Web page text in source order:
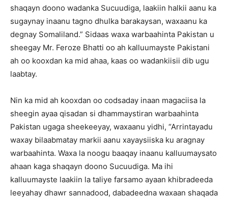
shaqayn doono wadanka Sucuudiga, laakiin halkii aanu ka
sugaynay inaanu tagno dhulka barakaysan, waxaanu ka
degnay Somaliland.” Sidaas waxa warbaahinta Pakistan u
sheegay Mr. Feroze Bhatti oo ah kalluumayste Pakistani
ah oo kooxdan ka mid ahaa, kaas oo wadankiisii dib ugu
laabtay.
Nin ka mid ah kooxdan oo codsaday inaan magaciisa la
sheegin ayaa qisadan si dhammaystiran warbaahinta
Pakistan ugaga sheekeeyay, waxaanu yidhi, “Arrintayadu
waxay bilaabmatay markii aanu xayaysiiska ku aragnay
warbaahinta. Waxa la noogu baaqay inaanu kalluumaysato
ahaan kaga shaqayn doono Sucuudiga. Ma ihi
kalluumayste laakiin la taliye farsamo ayaan khibradeeda
leeyahay dhawr sannadood, dabadeedna waxaan shaqada